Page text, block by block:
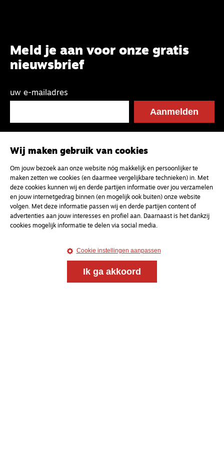
Meld je aan voor onze gratis
nieuwsbrief
uw e-mailadres
Wij maken gebruik van cookies
Om jouw bezoek aan onze website nóg makkelijk en persoonlijker te
maken zetten we cookies (en daarmee vergelijkbare technieken) in. Met
deze cookies kunnen wij en derde partijen informatie over jou verzamelen
en jouw internetgedrag binnen (en mogelijk ook buiten) onze website
volgen. Met deze informatie passen wij en derde partijen content of
advertenties aan jouw interesses en profiel aan. Daarnaast is het dankzij
cookies mogelijk informatie te delen via social media.
Cookie instellingen aanpassen
Ik ga akkoord